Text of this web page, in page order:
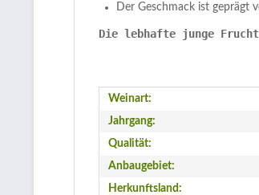
Der Geschmack ist geprägt
Die lebhafte junge
Weinart:
Jahrgang:
Qualität:
Anbaugebiet:
Herkunftsland: